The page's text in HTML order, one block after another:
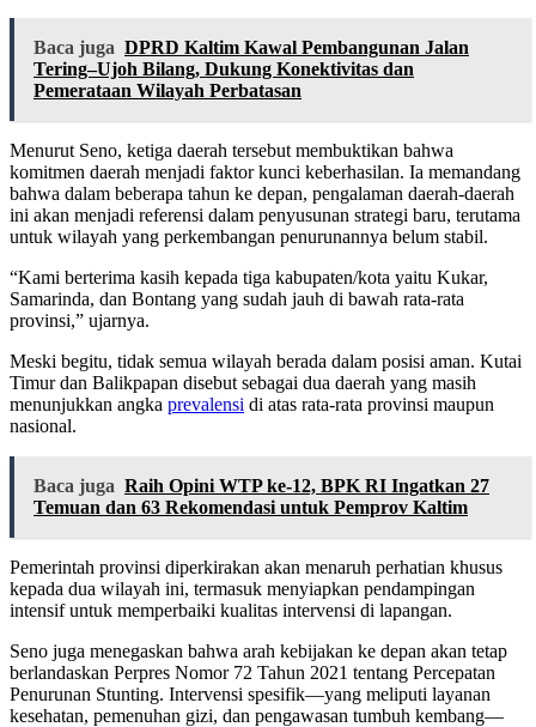
Baca juga DPRD Kaltim Kawal Pembangunan Jalan
Tering–Ujoh Bilang, Dukung Konektivitas dan
Pemerataan Wilayah Perbatasan
Menurut Seno, ketiga daerah tersebut membuktikan bahwa
komitmen daerah menjadi faktor kunci keberhasilan. Ia memandang
bahwa dalam beberapa tahun ke depan, pengalaman daerah-daerah
ini akan menjadi referensi dalam penyusunan strategi baru, terutama
untuk wilayah yang perkembangan penurunannya belum stabil.
“Kami berterima kasih kepada tiga kabupaten/kota yaitu Kukar,
Samarinda, dan Bontang yang sudah jauh di bawah rata-rata
provinsi,” ujarnya.
Meski begitu, tidak semua wilayah berada dalam posisi aman. Kutai
Timur dan Balikpapan disebut sebagai dua daerah yang masih
menunjukkan angka prevalensi di atas rata-rata provinsi maupun
nasional.
Baca juga Raih Opini WTP ke-12, BPK RI Ingatkan 27
Temuan dan 63 Rekomendasi untuk Pemprov Kaltim
Pemerintah provinsi diperkirakan akan menaruh perhatian khusus
kepada dua wilayah ini, termasuk menyiapkan pendampingan
intensif untuk memperbaiki kualitas intervensi di lapangan.
Seno juga menegaskan bahwa arah kebijakan ke depan akan tetap
berlandaskan Perpres Nomor 72 Tahun 2021 tentang Percepatan
Penurunan Stunting. Intervensi spesifik—yang meliputi layanan
kesehatan, pemenuhan gizi, dan pengawasan tumbuh kembang—